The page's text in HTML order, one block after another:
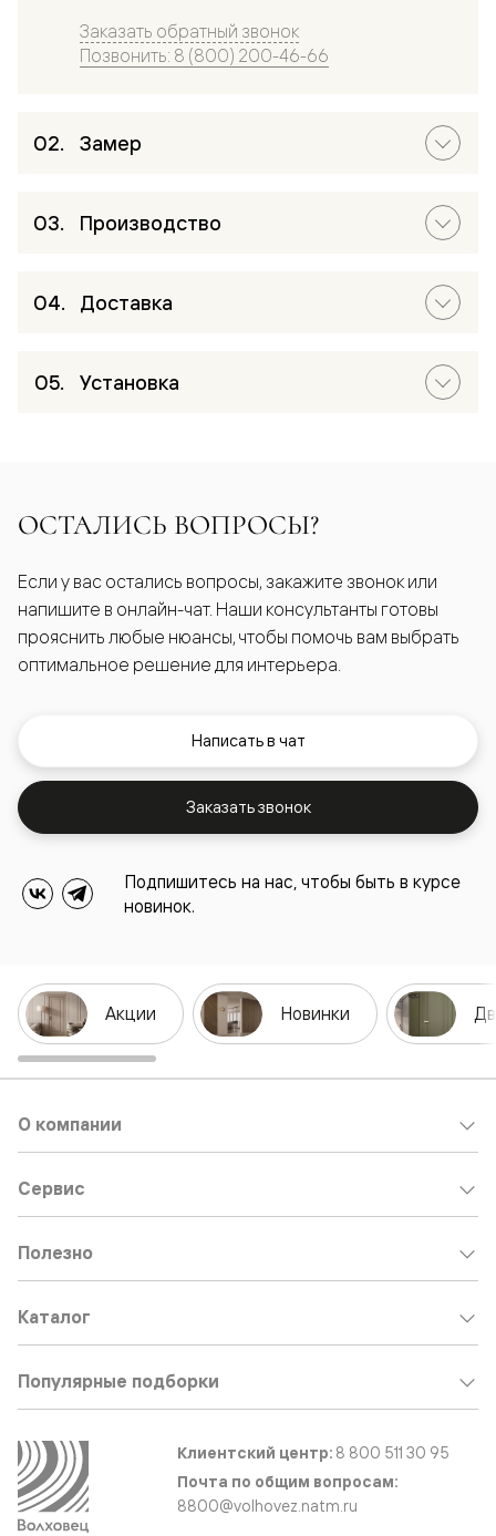
Заказать обратный звонок
Позвонить: 8 (800) 200-46-66
Замер
Производство
Доставка
Установка
ОСТАЛИСЬ ВОПРОСЫ?
Если у вас остались вопросы, закажите звонок или
напишите в онлайн-чат. Наши консультанты готовы
прояснить любые нюансы, чтобы помочь вам выбрать
оптимальное решение для интерьера.
Написать в чат
Заказать звонок
Подпишитесь на нас, чтобы быть в курсе
новинок.
Акции Новинки
О компании
Сервис
Полезно
Каталог
Популярные подборки
Клиентский центр: 8 800 511 30 95
Почта по общим вопросам:
8800@volhovez.natm.ru